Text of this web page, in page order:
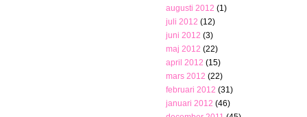
augusti 2012 (1)
juli 2012 (12)
juni 2012 (3)
maj 2012 (22)
april 2012 (15)
mars 2012 (22)
februari 2012 (31)
januari 2012 (46)